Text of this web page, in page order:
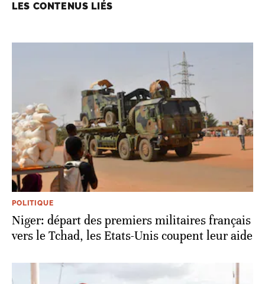
LES CONTENUS LIÉS
POLITIQUE
Niger: départ des premiers militaires français
vers le Tchad, les Etats-Unis coupent leur aide